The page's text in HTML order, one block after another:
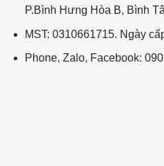
P.Bình Hưng Hòa B, Bình
MST: 0310661715. Ngày
Phone, Zalo, Facebook: